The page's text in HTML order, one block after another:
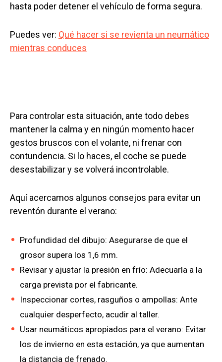
hasta poder detener el vehículo de forma segura.
Puedes ver: Qué hacer si se revienta un neumático
mientras conduces
Para controlar esta situación, ante todo debes
mantener la calma y en ningún momento hacer
gestos bruscos con el volante, ni frenar con
contundencia. Si lo haces, el coche se puede
desestabilizar y se volverá incontrolable.
Aquí acercamos algunos consejos para evitar un
reventón durante el verano:
Profundidad del dibujo: Asegurarse de que el
grosor supera los 1,6 mm.
Revisar y ajustar la presión en frío: Adecuarla a la
carga prevista por el fabricante.
Inspeccionar cortes, rasguños o ampollas: Ante
cualquier desperfecto, acudir al taller.
Usar neumáticos apropiados para el verano: Evitar
los de invierno en esta estación, ya que aumentan
la distancia de frenado.